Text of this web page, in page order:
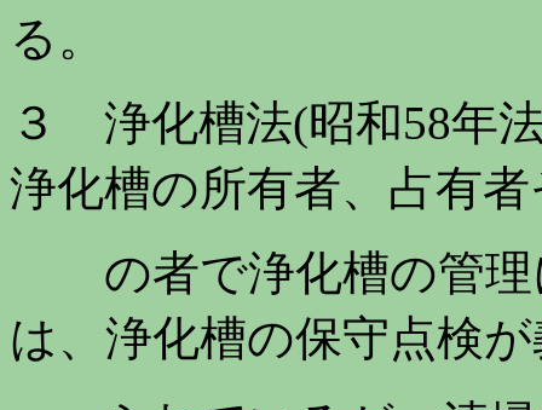
る。
３ 浄化槽法(昭和58年
浄化槽の所有者、占有
の者で浄化槽の管理
は、浄化槽の保守点検